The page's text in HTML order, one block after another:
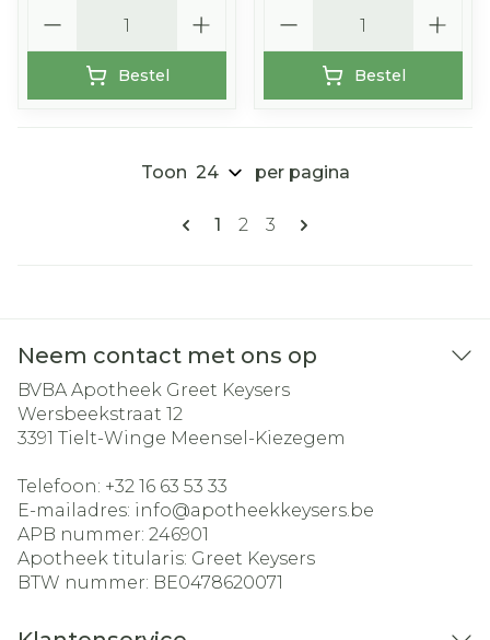
Bestel Bestel
Pagina's
U lees momenteel pagina
1 Pagina
2 Pagina
3
Toon per pagina
Neem contact met ons op
BVBA Apotheek Greet Keysers
Wersbeekstraat 12
3391 Tielt-Winge Meensel-Kiezegem
Telefoon: +32 16 63 53 33
E-mailadres: info@apotheekkeysers.be
APB nummer: 246901
Apotheek titularis: Greet Keysers
BTW nummer: BE0478620071